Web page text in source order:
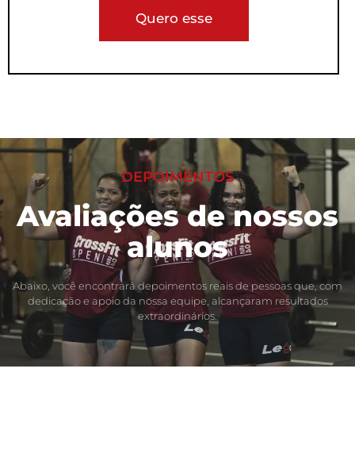
Quero esse
DEPOIMENTOS
Avaliações de nossos
alunos
Abaixo, você encontrará depoimentos reais de pessoas que, com
dedicação e apoio da nossa equipe, alcançaram resultados
extraordinários.